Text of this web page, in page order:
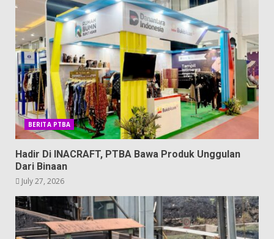
BERITA PTBA
Hadir Di INACRAFT, PTBA Bawa Produk Unggulan
Dari Binaan
July 27, 2026